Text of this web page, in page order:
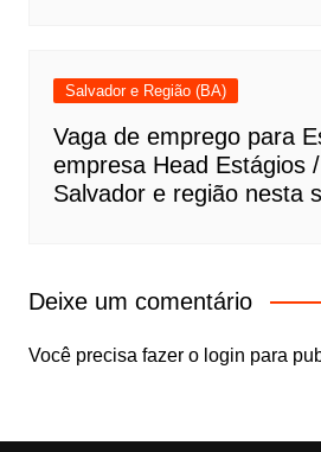
Salvador e Região (BA)
Vaga de emprego para
empresa Head Estágios
Salvador e região nesta
Deixe um comentário
Você precisa fazer o login para